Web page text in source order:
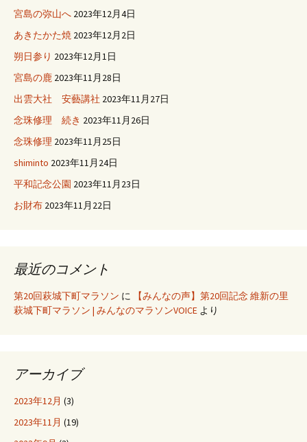
宮島の弥山へ 2023年12月4日
あきたかた焼 2023年12月2日
朔日参り 2023年12月1日
宮島の鹿 2023年11月28日
出雲大社 安藝講社 2023年11月27日
念珠修理 続き 2023年11月26日
念珠修理 2023年11月25日
shiminto 2023年11月24日
平和記念公園 2023年11月23日
お財布 2023年11月22日
最近のコメント
第20回萩城下町マラソン に
【みんなの声】第20回記念 維新の里
萩城下町マラソン | みんなのマラソンVOICE より
アーカイブ
2023年12月 (3)
2023年11月 (19)